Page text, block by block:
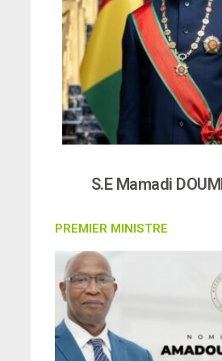
S.E Mamadi
PREMIER MINISTRE